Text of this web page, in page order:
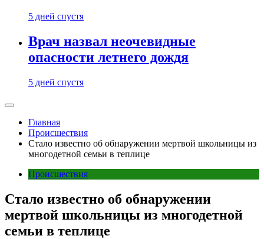
5 дней спустя
Врач назвал неочевидные
опасности летнего дождя
5 дней спустя
Главная
Происшествия
Стало известно об обнаружении мертвой школьницы из
многодетной семьи в теплице
Происшествия
Стало известно об обнаружении
мертвой школьницы из многодетной
семьи в теплице